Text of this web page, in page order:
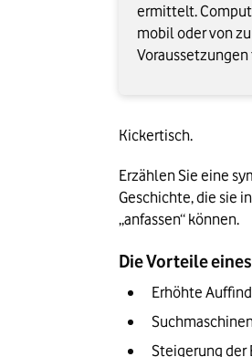
ermittelt.
mobil oder von
Kickertisch.
Erzählen Sie eine
Geschichte, die sie
„anfassen“ können.
Die Vorteile
Erhöhte
Steigerung der